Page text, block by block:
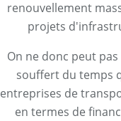
renouvellement
projets
On ne donc peut
souffert du temps
entreprises de
en termes de